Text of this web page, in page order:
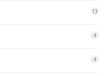
13
4
4